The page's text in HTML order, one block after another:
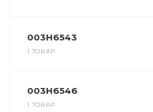
003H6543
1 ТОВАР
003H6546
1 ТОВАР